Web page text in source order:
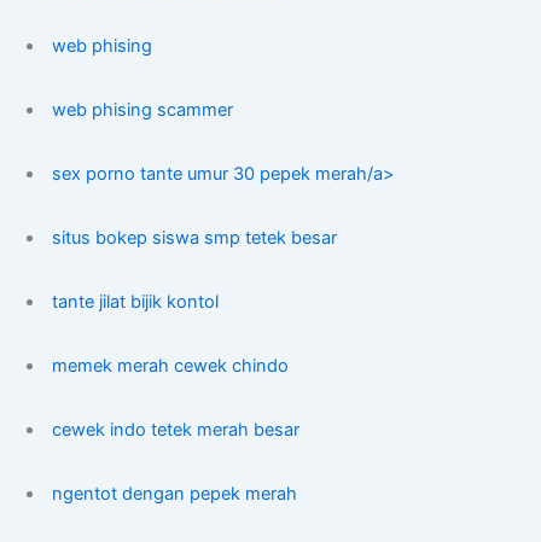
web phising
web phising scammer
sex porno tante umur 30 pepek merah/a>
situs bokep siswa smp tetek besar
tante jilat bijik kontol
memek merah cewek chindo
cewek indo tetek merah besar
ngentot dengan pepek merah